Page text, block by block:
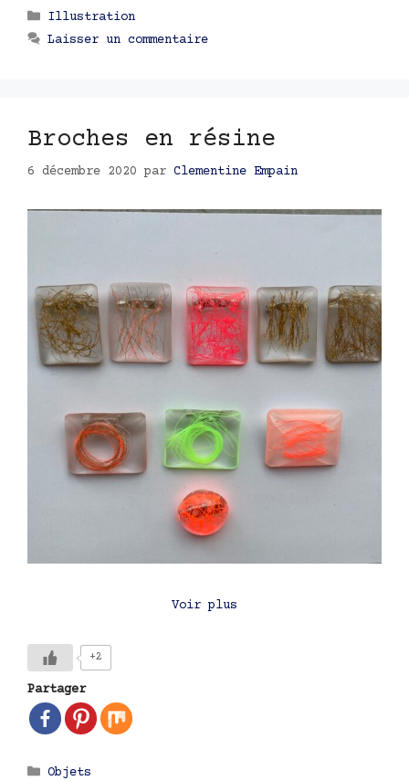
Catégories
Illustration
Laisser un commentaire
Broches en résine
6 décembre 2020 par Clementine Empain
Voir plus
+2
Partager
Catégories
Objets